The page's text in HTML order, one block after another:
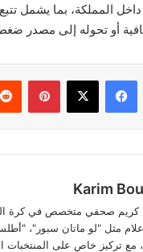
المملكة، بما يشمل
أو تحوله إلى مصدر
فيسبوك ‫X
Karim
صحفي متخصص في كرة
مثل "لو ماتان سبور"،
مع تركيز خاص على المنتخبات